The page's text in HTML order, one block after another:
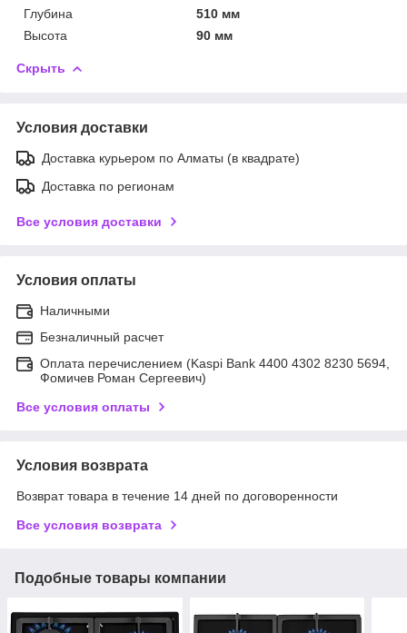
Глубина
510 мм
Высота
90 мм
Скрыть
Условия доставки
Доставка курьером по Алматы (в квадрате)
Доставка по регионам
Все условия доставки
Условия оплаты
Наличными
Безналичный расчет
Оплата перечислением (Kaspi Bank 4400 4302 8230 5694,
Фомичев Роман Сергеевич)
Все условия оплаты
Условия возврата
Возврат товара в течение 14 дней по договоренности
Все условия возврата
Подобные товары компании